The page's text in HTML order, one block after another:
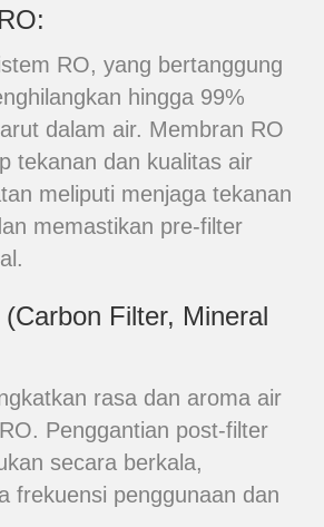
RO, yang bertanggung
hingga 99%
dalam air. Membran RO
tekanan dan kualitas air
meliputi menjaga tekanan
memastikan pre-filter
Filter, Mineral
rasa dan aroma air
Penggantian post-filter
secara berkala,
frekuensi penggunaan dan